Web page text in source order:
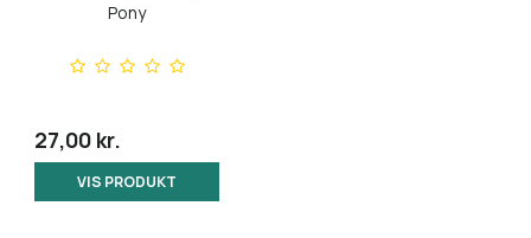
Pony
27,00 kr.
VIS PRODUKT